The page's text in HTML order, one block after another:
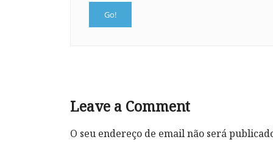
Leave a Comment
O seu endereço de email não será